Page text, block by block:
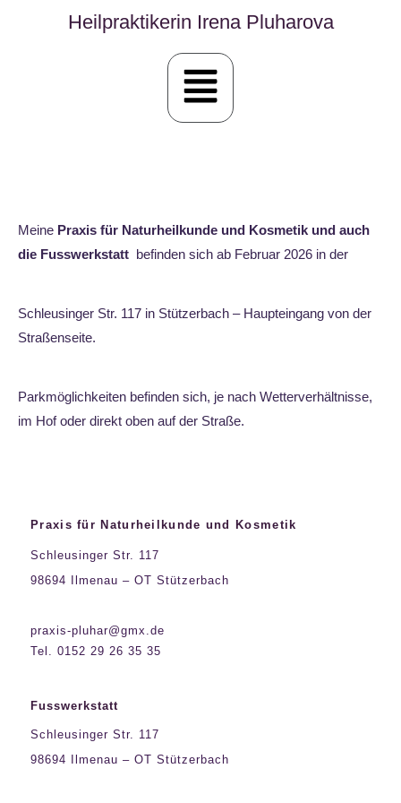
Heilpraktikerin Irena Pluharova
Meine Praxis für Naturheilkunde und Kosmetik und auch
die Fusswerkstatt befinden sich ab Februar 2026 in der
Schleusinger Str. 117 in Stützerbach – Haupteingang von der
Straßenseite.
Parkmöglichkeiten befinden sich, je nach Wetterverhältnisse,
im Hof oder direkt oben auf der Straße.
Praxis für Naturheilkunde und Kosmetik
Schleusinger Str. 117
98694 Ilmenau – OT Stützerbach
praxis-pluhar@gmx.de
Tel. 0152 29 26 35 35
Fusswerkstatt
Schleusinger Str. 117
98694 Ilmenau – OT Stützerbach